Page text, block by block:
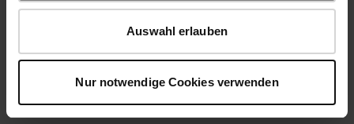
Auswahl erlauben
Nur notwendige Cookies verwenden